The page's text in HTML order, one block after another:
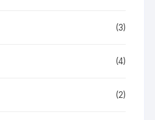
(3)
(4)
(2)